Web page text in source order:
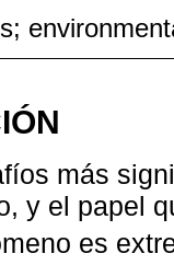
más
y el papel
es